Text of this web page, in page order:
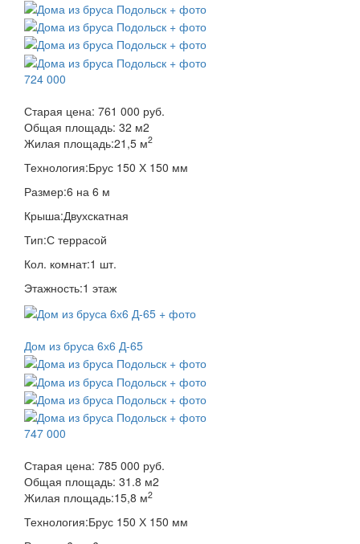
724 000
Старая цена: 761 000 руб.
Общая площадь: 32 м2
Жилая площадь:21,5 м2
Технология:Брус 150 Х 150 мм
Размер:6 на 6 м
Крыша:Двухскатная
Тип:С террасой
Кол. комнат:1 шт.
Этажность:1 этаж
Дом из бруса 6х6 Д-65
747 000
Старая цена: 785 000 руб.
Общая площадь: 31.8 м2
Жилая площадь:15,8 м2
Технология:Брус 150 Х 150 мм